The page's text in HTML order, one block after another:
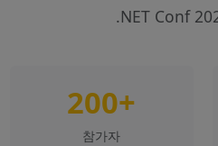
.NET Conf
200+
참가자